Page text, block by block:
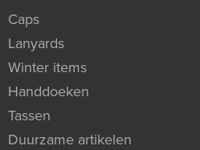
Caps
Lanyards
Winter items
Handdoeken
Tassen
Duurzame artikelen